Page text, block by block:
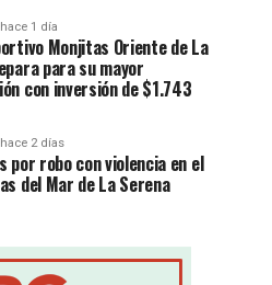
hace 1 día
Monjitas Oriente de La
para su mayor
con inversión de $1.743
hace 2 días
por robo con violencia en el
del Mar de La Serena